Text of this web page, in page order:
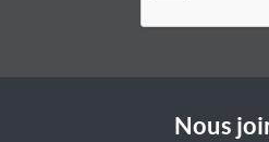
Nous